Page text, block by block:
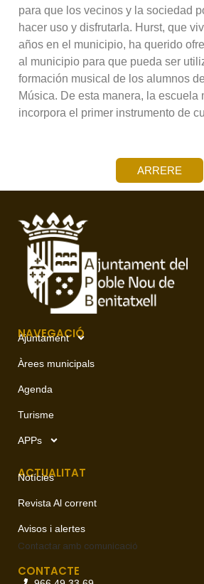
para que los vecinos y la sociedad
hacer uso y disfrutarla. Hurst, que
años en el municipio, ha querido
al municipio para que pueda ser
formación musical de los alumnos
Música. De esta manera, la escuela
incorpora el primer instrumento de
ARRERE
NAVEGACIÓ
Ajuntament
Àrees municipals
Agenda
Turisme
APPs
ACTUALITAT
Notícies
Revista Al corrent
Avisos i alertes
Contactar amb comunicació
CONTACTE